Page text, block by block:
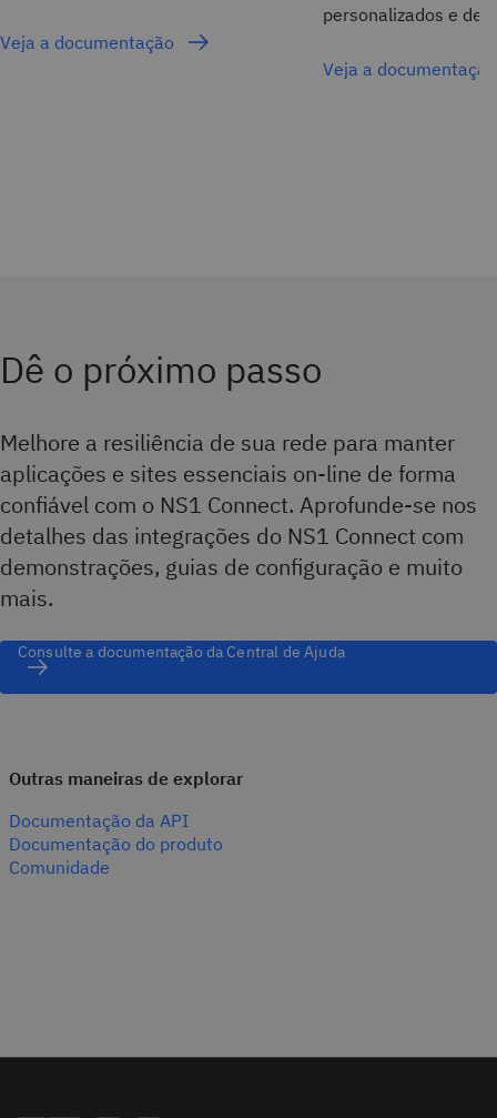
Veja a documentação
personalizados e
Veja a
Dê o próximo passo
Melhore a resiliência de sua rede para manter
aplicações e sites essenciais on-line de forma
confiável com o NS1 Connect. Aprofunde-se nos
detalhes das integrações do NS1 Connect com
demonstrações, guias de configuração e muito
mais.
Consulte a documentação da Central de Ajuda
Outras maneiras de explorar
Documentação da API
Documentação do produto
Comunidade